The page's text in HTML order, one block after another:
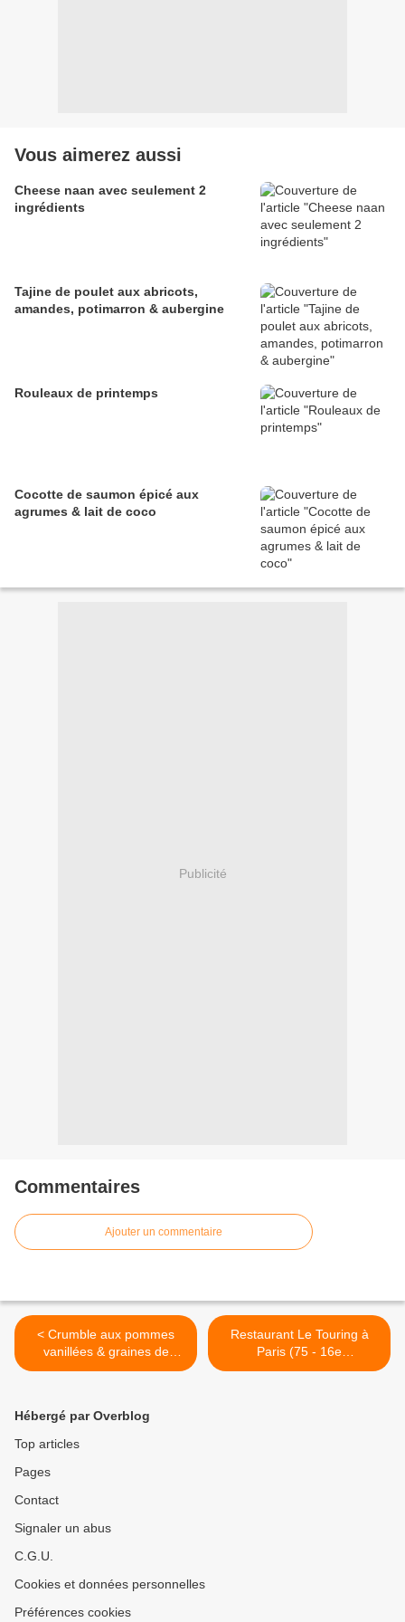
Vous aimerez aussi
Cheese naan avec seulement 2
ingrédients
Tajine de poulet aux abricots,
amandes, potimarron & aubergine
Rouleaux de printemps
Cocotte de saumon épicé aux
agrumes & lait de coco
Publicité
Commentaires
Ajouter un commentaire
< Crumble aux pommes
vanillées & graines de
sésame
Restaurant Le Touring à
Paris (75 - 16e
Arrondissement) >
Hébergé par Overblog
Top articles
Pages
Contact
Signaler un abus
C.G.U.
Cookies et données personnelles
Préférences cookies